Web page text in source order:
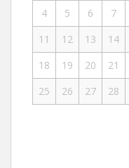
4
5 6 7
11
12 13 14
18
19 20 21
25
26 27 28